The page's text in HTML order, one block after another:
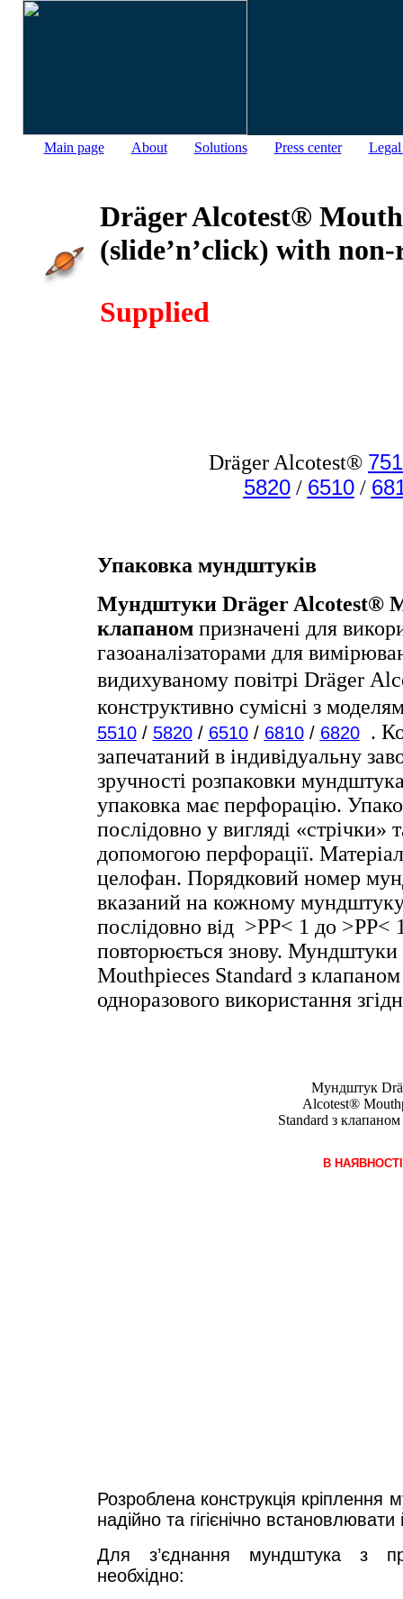
Main page About Solutions Press center Legal
Dräger Alcotest®
(slide’n’click) with
Supplied
Dräger Alcotest®
5820/ 6510/
Упаковка мундштуків
Мундштуки Dräger Alcotest®
клапаномпризначені для
газоаналізаторами для
видихуваному повітрі Dräger
конструктивно сумісні з
5510/ 5820/ 6510/ 6810/ 6820
.
запечатаний в індивідуальну
зручності розпаковки
упаковка має перфорацію.
послідовно у вигляді «стрічки»
допомогою перфорації.
целофан. Порядковий номер
вказаний на кожному
послідовно від >РР< 1 до >РР<
повторюється знову.
Mouthpieces Standard з клапаном
одноразового використання
Мундштук
Alcotest®
Standard з
В
Розроблена конструкція
надійно та гігієнічно
Для з’єднання мундштука з
необхідно: